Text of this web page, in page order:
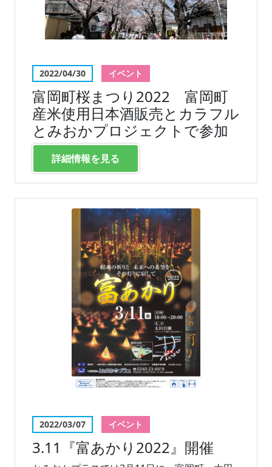
2022/04/30 イベント
富岡町桜まつり2022 富岡町
産米使用日本酒販売とカラフル
とみおかプロジェクトで参加
詳細情報を見る
2022/03/07 イベント
3.11『富あかり2022』開催